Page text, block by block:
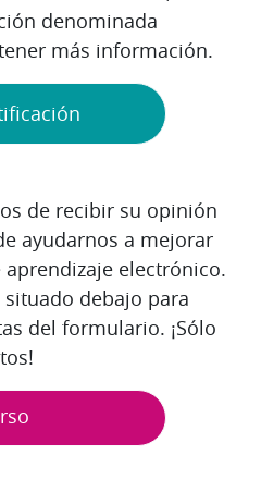
denominada
más información.
de recibir su opinión
ayudarnos a mejorar
electrónico.
debajo para
del formulario. ¡Sólo